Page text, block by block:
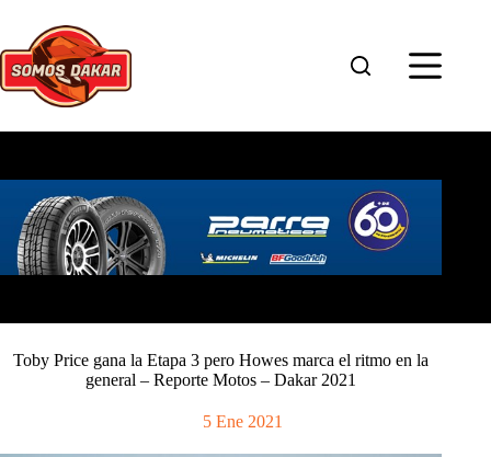
contenido
Toby Price gana la Etapa 3 pero Howes marca el ritmo en la
general – Reporte Motos – Dakar 2021
5 Ene 2021